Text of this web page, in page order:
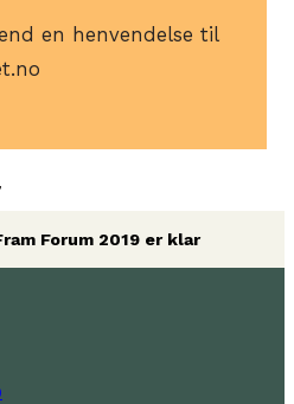
en henvendelse til
Forum 2019 er klar